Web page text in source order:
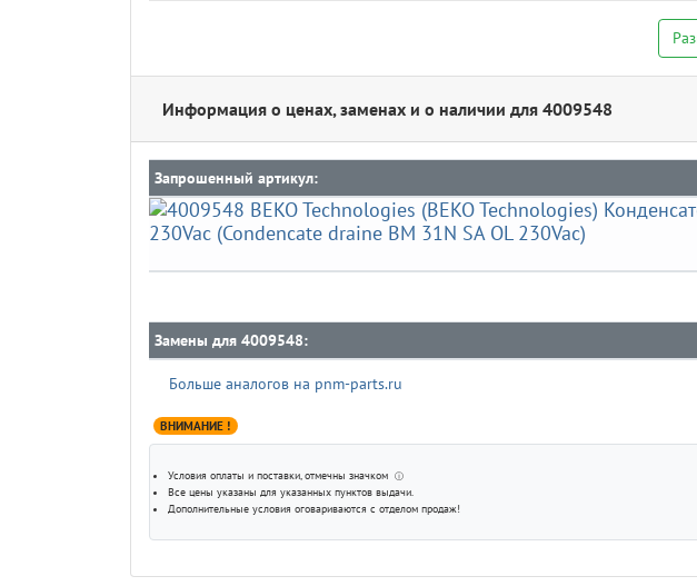
Информация о ценах, заменах и о наличии для 4009548
Запрошенный артикул:
Замены для 4009548:
Больше аналогов на pnm-parts.ru
ВНИМАНИЕ !
Условия оплаты и поставки, отмечны значком ⓘ
Все цены указаны для указанных пунктов выдачи.
Дополнительные условия оговариваются с отделом продаж!